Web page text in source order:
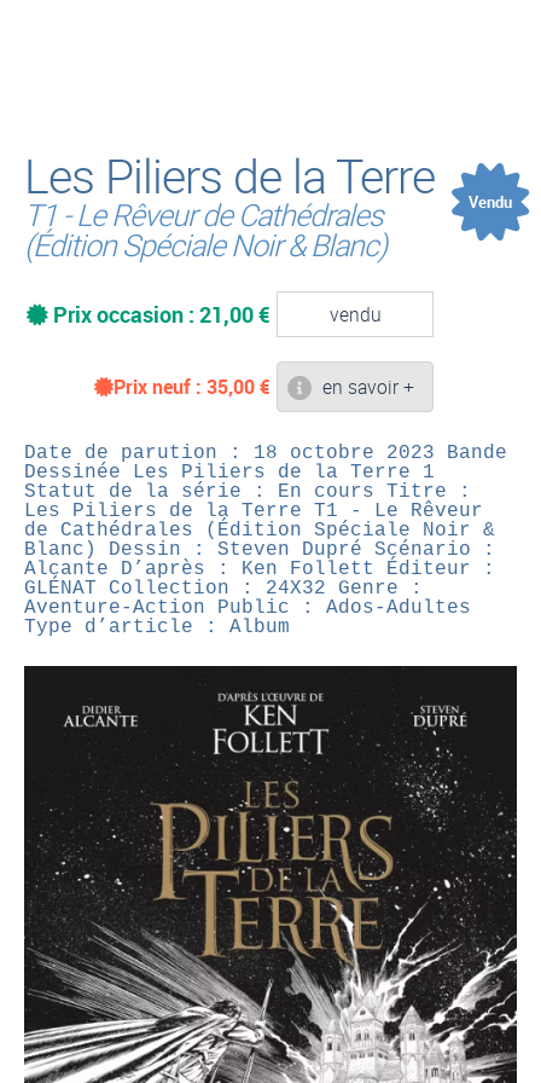
Les Piliers de la Terre
T1 - Le Rêveur de Cathédrales
(Édition Spéciale Noir & Blanc)
Vendu
Prix occasion : 21,00 € vendu
Prix neuf : 35,00€ en savoir +
Date de parution : 18 octobre 2023 Bande
Dessinée Les Piliers de la Terre 1
Statut de la série : En cours Titre :
Les Piliers de la Terre T1 - Le Rêveur
de Cathédrales (Édition Spéciale Noir &
Blanc)
Dessin : Steven Dupré Scénario :
Alcante D’après : Ken Follett
Éditeur :
GLÉNAT Collection : 24X32 Genre :
Aventure-Action Public : Ados-Adultes
Type d’article : Album